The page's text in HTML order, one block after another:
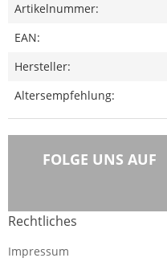
Artikelnummer:
EAN:
Hersteller:
Altersempfehlung:
FOLGE UNS AUF
Rechtliches
Impressum